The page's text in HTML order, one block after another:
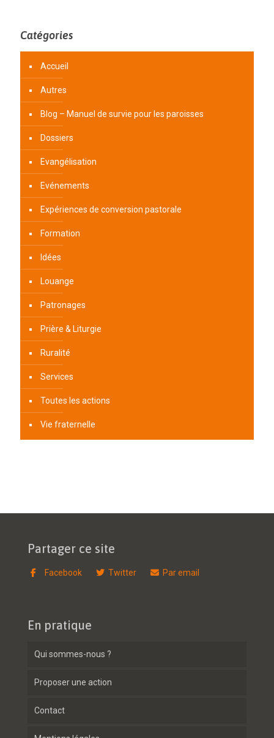
Catégories
Accueil
Autres
Blog – Manuel de survie pour les paroisses
Dossiers
Evangélisation
Evénements
Expériences de conversion pastorale
Formation
Idées
Louange
Patronages
Prière & Liturgie
Ruralité
Services
Toutes les actions
Vie fraternelle
Partager ce site
Facebook Twitter Par email
En pratique
Qui sommes-nous ?
Proposer une action
Contact